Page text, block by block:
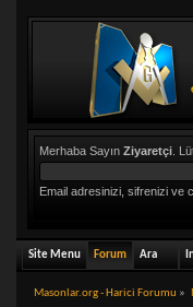
Merhaba Sayın Ziyaretçi.
Email adresinizi, sifrenizi ve
Site Menu Forum Ara
Masonlar.org - Harici Forumu »